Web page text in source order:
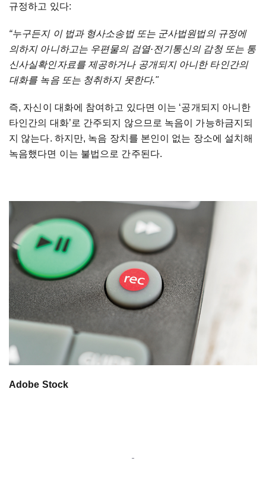
규정하고 있다:
“누구든지 이 법과 형사소송법 또는 군사법원법의 규정에
의하지 아니하고는 우편물의 검열·전기통신의 감청 또는 통
신사실확인자료를 제공하거나 공개되지 아니한 타인간의
대화를 녹음 또는 청취하지 못한다."
즉, 자신이 대화에 참여하고 있다면 이는 ‘공개되지 아니한
타인간의 대화’로 간주되지 않으므로 녹음이 가능하금지되
지 않는다. 하지만, 녹음 장치를 본인이 없는 장소에 설치해
녹음했다면 이는 불법으로 간주된다.
Adobe Stock